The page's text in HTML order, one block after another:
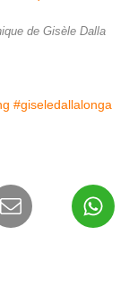
de Gisèle Dalla
#giseledallalonga